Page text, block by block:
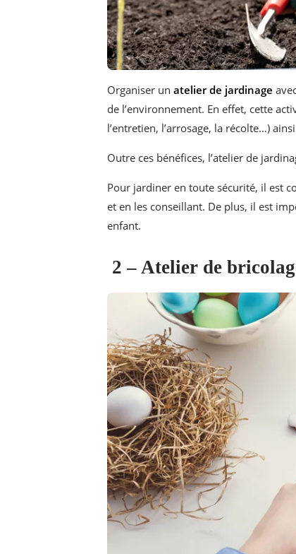
Organiser un atelier de jardinage
de l’environnement. En effet, cette
l’entretien, l’arrosage, la récolte…)
Outre ces bénéfices, l’atelier de
Pour jardiner en toute sécurité, il est
et en les conseillant. De plus, il est
enfant.
2 – Atelier de